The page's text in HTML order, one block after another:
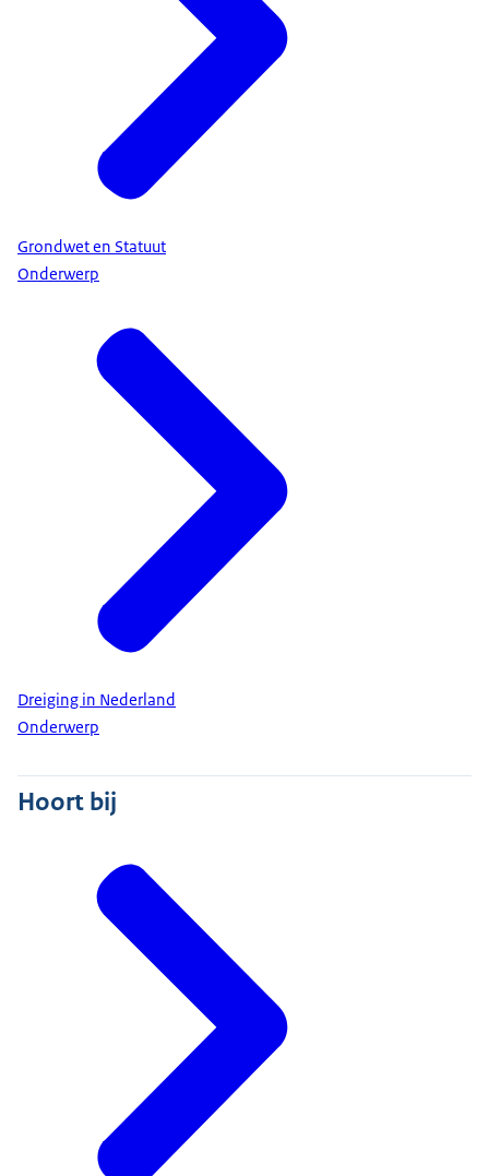
Grondwet en Statuut
Onderwerp
Dreiging in Nederland
Onderwerp
Hoort bij